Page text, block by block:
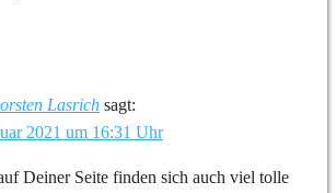
Lasrich sagt:
2021 um 16:31 Uhr
Deiner Seite finden sich auch viel tolle